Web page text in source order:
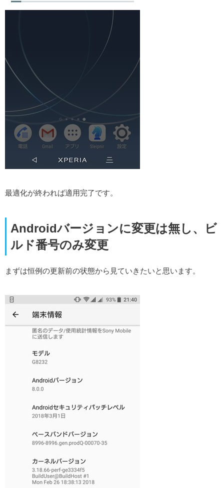
最適化が終われば適用完了です。
Androidバージョンに変更は無し、ビ
ルド番号のみ変更
まずは恒例の更新前の状態から見ていきたいと思います。